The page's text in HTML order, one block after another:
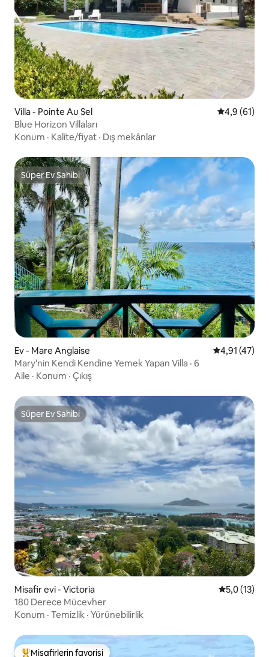
Villa - Pointe Au Sel 5 üzerinden
4,9 (61)
Blue Horizon Villaları
Konum · Kalite/fiyat · Dış mekânlar
Süper Ev Sahibi
Süper Ev Sahibi
Ev - Mare Anglaise 5 üzerinden
4,91 (47)
Mary'nin Kendi Kendine Yemek Yapan Villa · 6
Aile · Konum · Çıkış
Süper Ev Sahibi
Süper Ev Sahibi
Misafir evi - Victoria 55,0 (13)
180 Derece Mücevher
Konum · Temizlik · Yürünebilirlik
Misafirlerin favorisi